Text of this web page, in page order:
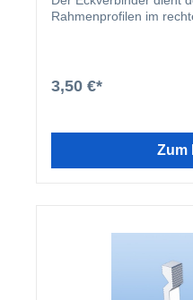
Rahmenprofilen im
3,50 €*
Zum